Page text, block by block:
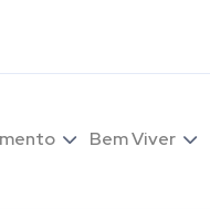
Bem Viver